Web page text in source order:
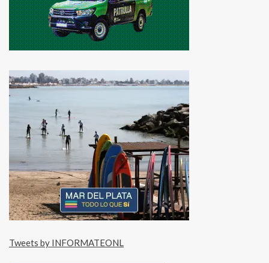
Tweets by INFORMATEONL